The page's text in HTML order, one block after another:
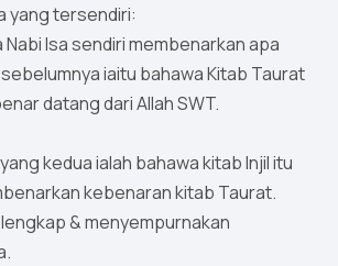
yang tersendiri:
Nabi Isa sendiri membenarkan apa
iaitu bahawa Kitab Taurat
datang dari Allah SWT.
kedua ialah bahawa kitab Injil itu
kebenaran kitab Taurat.
& menyempurnakan